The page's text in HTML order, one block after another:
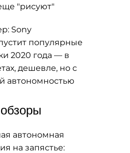
"рисуют"
Sony
популярные
2020 года — в
дешевле, но с
автономностью
автономная
на запястье: